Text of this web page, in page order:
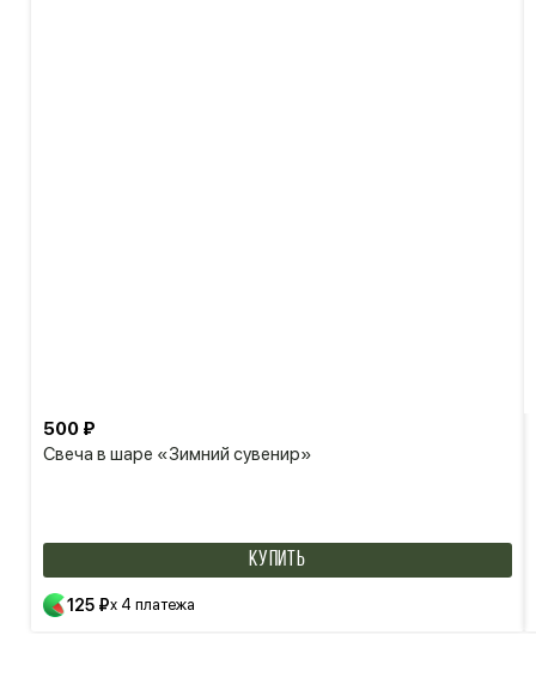
Свеча в шаре «Зимний сувенир»
500 ₽
КУПИТЬ
125 ₽x 4 платежа